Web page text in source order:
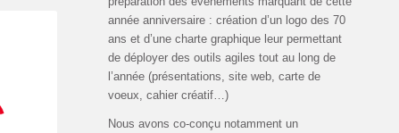
année anniversaire : création d’un logo des 70
ans et d’une charte graphique leur permettant
de déployer des outils agiles tout au long de
l’année (présentations, site web, carte de
voeux, cahier créatif…)
Nous avons co-conçu notamment un